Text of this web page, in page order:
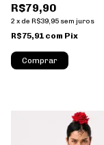
R$79,90
2 x de R$39,95 sem juros
R$75,91 com Pix
Comprar